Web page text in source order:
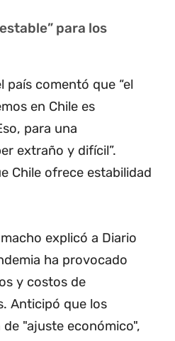
para los
país comentó que “el
en Chile es
para una
extraño y difícil”.
Chile ofrece estabilidad
explicó a Diario
ha provocado
y costos de
Anticipó que los
"ajuste económico",